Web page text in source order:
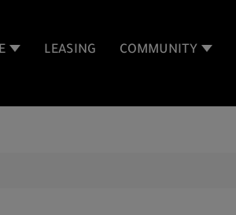
LEASING COMMUNITY